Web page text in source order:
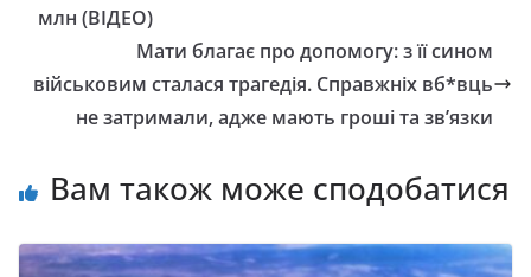
млн (ВІДЕО)
Мати благає про допомогу: з її сином
військовим сталася трагедія. Справжніх вб*вць
не затримали, адже мають гроші та зв’язки
Вам також може сподобатися